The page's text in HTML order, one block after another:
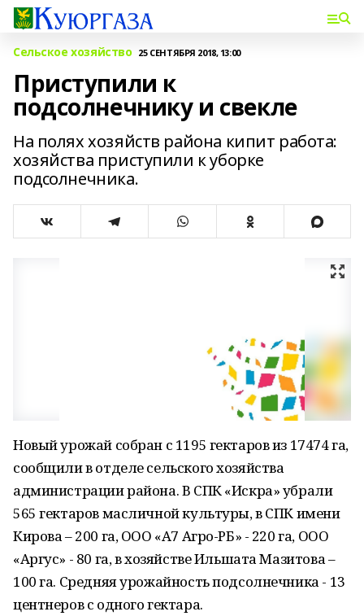
Сельское хозяйство 25 СЕНТЯБРЯ 2018, 13:00
Приступили к
подсолнечнику и свекле
На полях хозяйств района кипит работа:
хозяйства приступили к уборке
подсолнечника.
Новый урожай собран с 1195 гектаров из 17474 га,
сообщили в отделе сельского хозяйства
администрации района. В СПК «Искра» убрали
565 гектаров масличной культуры, в СПК имени
Кирова – 200 га, ООО «А7 Агро-РБ» - 220 га, ООО
«Аргус» - 80 га, в хозяйстве Ильшата Мазитова –
100 га. Средняя урожайность подсолнечника - 13
центнеров с одного гектара.